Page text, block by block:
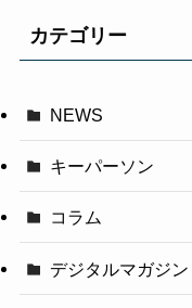
カテゴリー
NEWS
キーパーソン
コラム
デジタルマガジン